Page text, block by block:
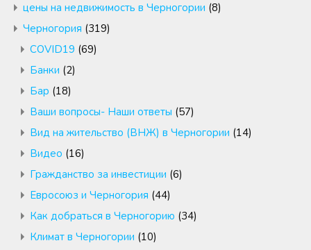
цены на недвижимость в Черногории (8)
Черногория (319)
COVID19 (69)
Банки (2)
Бар (18)
Ваши вопросы- Наши ответы (57)
Вид на жительство (ВНЖ) в Черногории (14)
Видео (16)
Гражданство за инвестиции (6)
Евросоюз и Черногория (44)
Как добраться в Черногорию (34)
Климат в Черногории (10)